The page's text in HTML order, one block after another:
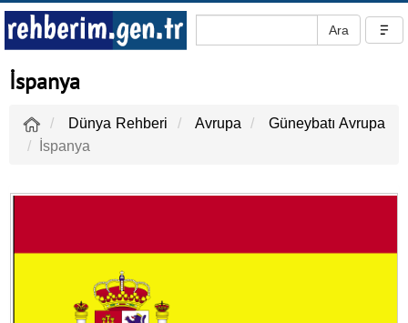
İspanya
Dünya Rehberi Avrupa
Güneybatı Avrupa
İspanya